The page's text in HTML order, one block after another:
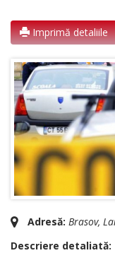
Imprimă detaliile
Adresă: Brasov,
Descriere detaliată: